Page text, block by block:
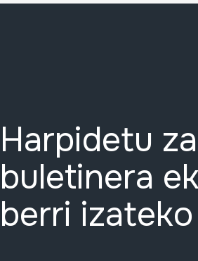
Harpidetu
buletinera
berri izateko